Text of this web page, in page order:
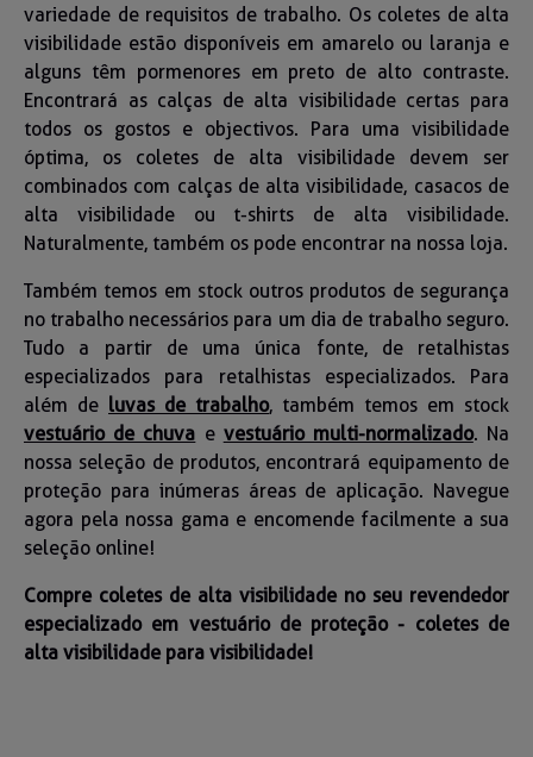
variedade de requisitos de trabalho. Os coletes de alta
visibilidade estão disponíveis em amarelo ou laranja e
alguns têm pormenores em preto de alto contraste.
Encontrará as calças de alta visibilidade certas para
todos os gostos e objectivos. Para uma visibilidade
óptima, os coletes de alta visibilidade devem ser
combinados com calças de alta visibilidade, casacos de
alta visibilidade ou t-shirts de alta visibilidade.
Naturalmente, também os pode encontrar na nossa loja.
Também temos em stock outros produtos de segurança
no trabalho necessários para um dia de trabalho seguro.
Tudo a partir de uma única fonte, de retalhistas
especializados para retalhistas especializados. Para
além de luvas de trabalho, também temos em stock
vestuário de chuva e vestuário multi-normalizado. Na
nossa seleção de produtos, encontrará equipamento de
proteção para inúmeras áreas de aplicação. Navegue
agora pela nossa gama e encomende facilmente a sua
seleção online!
Compre coletes de alta visibilidade no seu revendedor
especializado em vestuário de proteção - coletes de
alta visibilidade para visibilidade!